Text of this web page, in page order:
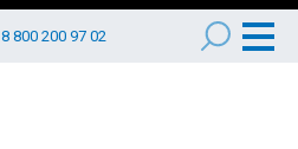
8 800 200 97 02